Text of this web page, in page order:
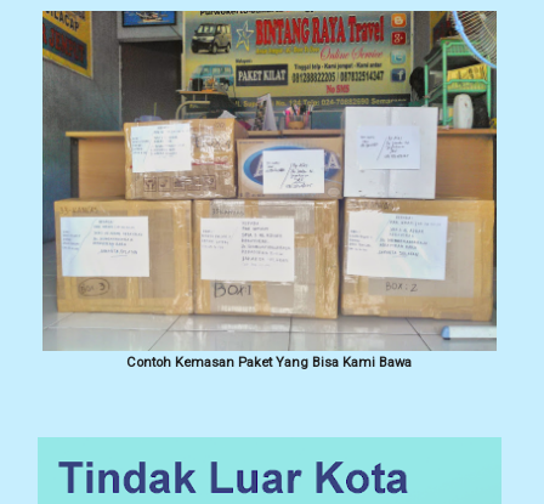
Contoh Kemasan Paket Yang Bisa Kami Bawa